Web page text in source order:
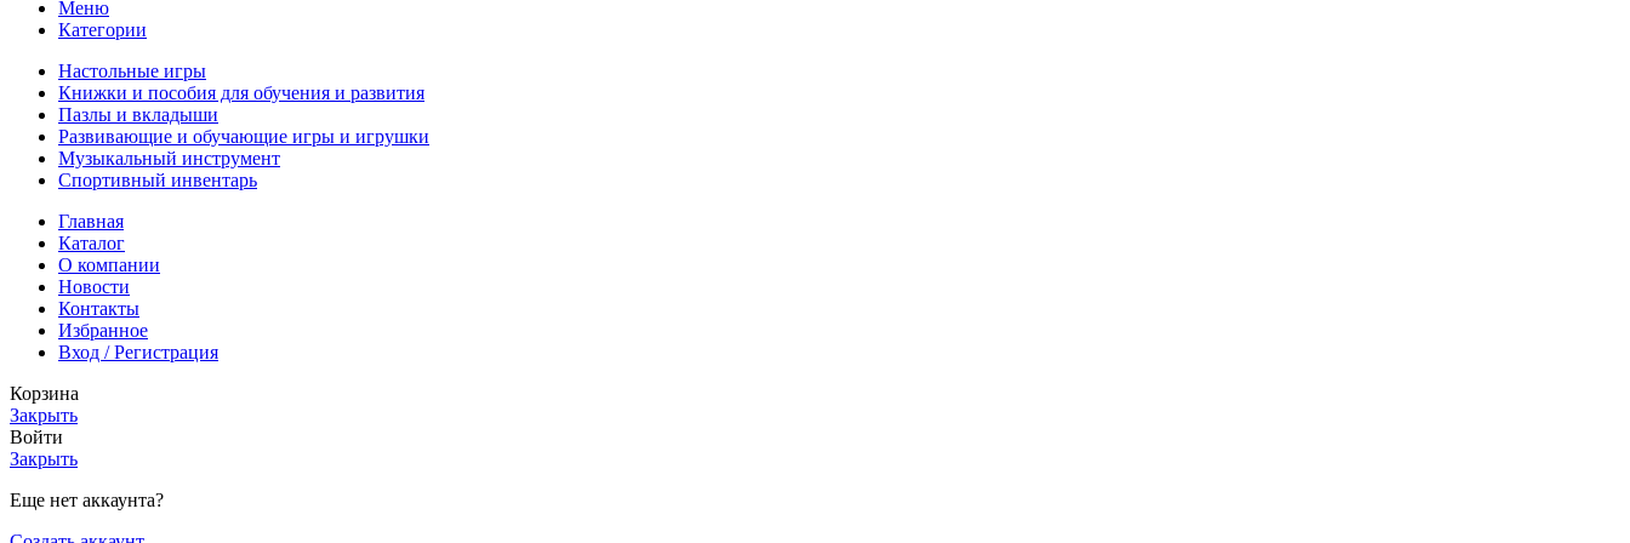
Меню
Категории
Настольные игры
Книжки и пособия для обучения и развития
Пазлы и вкладыши
Развивающие и обучающие игры и игрушки
Музыкальный инструмент
Спортивный инвентарь
Главная
Каталог
О компании
Новости
Контакты
Избранное
Вход / Регистрация
Корзина
Закрыть
Войти
Закрыть
Еще нет аккаунта?